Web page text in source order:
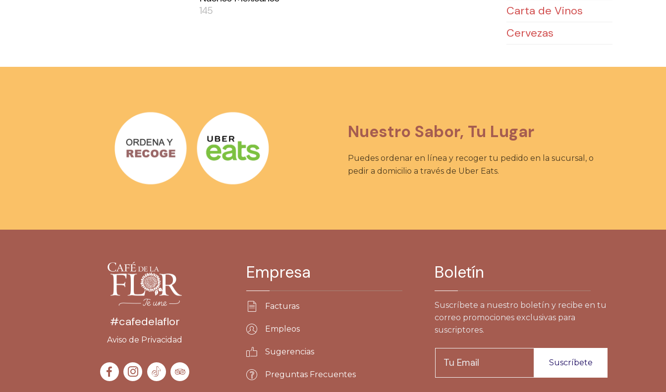
145
Carta de Vinos
Cervezas
Nuestro Sabor, Tu Lugar
Puedes ordenar en línea y recoger tu pedido en la sucursal, o
pedir a domicilio a través de Uber Eats.
#cafedelaflor
Aviso de Privacidad
Empresa
Facturas
Empleos
Sugerencias
Preguntas Frecuentes
Boletín
Suscríbete a nuestro boletín y recibe en tu
correo promociones exclusivas para
suscriptores.
Suscríbete